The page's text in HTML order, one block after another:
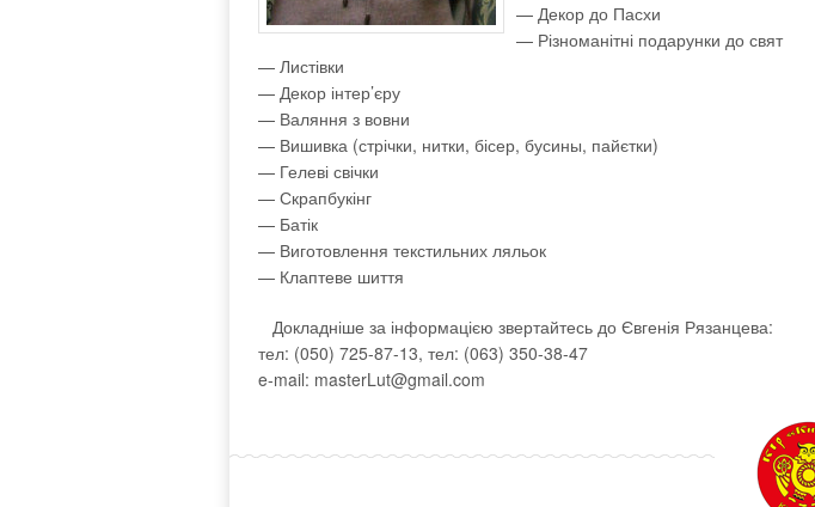
— Декор до Пасхи
— Різноманітні подарунки до свят
— Листівки
— Декор інтер’єру
— Валяння з вовни
— Вишивка (стрічки, нитки, бісер, бусины, пайєтки)
— Гелеві свічки
— Скрапбукінг
— Батік
— Виготовлення текстильних ляльок
— Клаптеве шиття
Докладніше за інформацією звертайтесь до Євгенія Рязанцева:
тел: (050) 725-87-13, тел: (063) 350-38-47
e-mail: masterLut@gmail.com